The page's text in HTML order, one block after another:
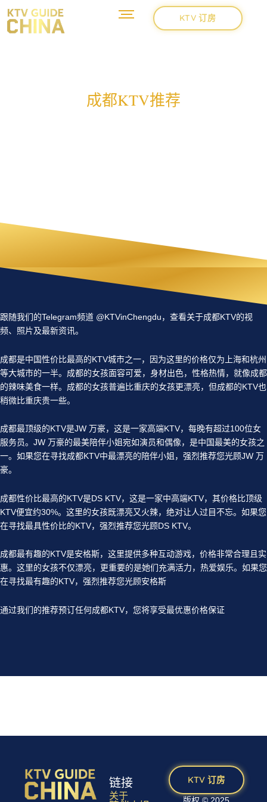
KTV 订房
成都KTV推荐
跟随我们的Telegram频道 @KTVinChengdu，查看关于成都KTV的视
频、照片及最新资讯。
成都是中国性价比最高的KTV城市之一，因为这里的价格仅为上海和杭州
等大城市的一半。成都的女孩面容可爱，身材出色，性格热情，就像成都
的辣味美食一样。成都的女孩普遍比重庆的女孩更漂亮，但成都的KTV也
稍微比重庆贵一些。
成都最顶级的KTV是JW 万豪，这是一家高端KTV，每晚有超过100位女
服务员。JW 万豪的最美陪伴小姐宛如演员和偶像，是中国最美的女孩之
一。如果您在寻找成都KTV中最漂亮的陪伴小姐，强烈推荐您光顾JW 万
豪。
成都性价比最高的KTV是DS KTV，这是一家中高端KTV，其价格比顶级
KTV便宜约30%。这里的女孩既漂亮又火辣，绝对让人过目不忘。如果您
在寻找最具性价比的KTV，强烈推荐您光顾DS KTV。
成都最有趣的KTV是安格斯，这里提供多种互动游戏，价格非常合理且实
惠。这里的女孩不仅漂亮，更重要的是她们充满活力，热爱娱乐。如果您
在寻找最有趣的KTV，强烈推荐您光顾安格斯
通过我们的推荐预订任何成都KTV，您将享受最优惠价格保证
链接
关于
KTV 订房